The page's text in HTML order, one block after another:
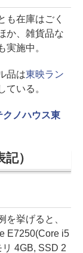
在庫はごく
か、雑貨品な
実施中。
品は東映ラン
ている。
クノハウス東
）
挙げると、
E7250(Core i5
4GB, SSD 2